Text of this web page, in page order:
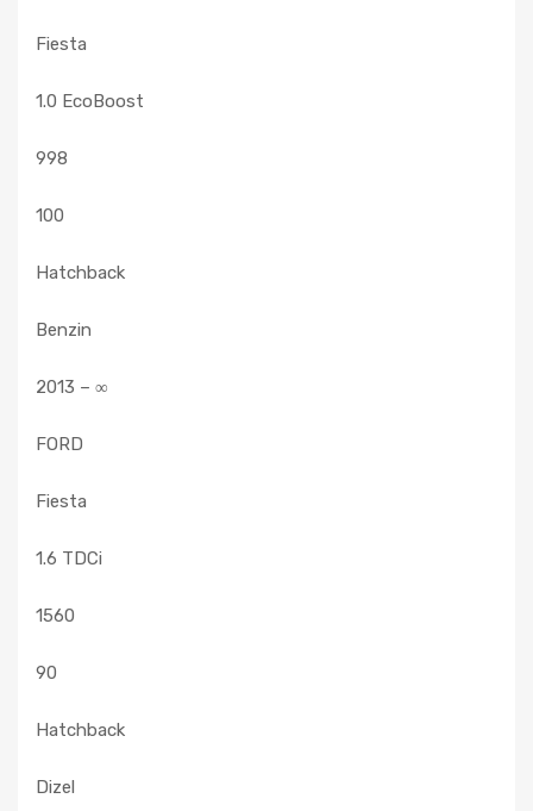
Fiesta
1.0 EcoBoost
998
100
Hatchback
Benzin
2013 – ∞
FORD
Fiesta
1.6 TDCi
1560
90
Hatchback
Dizel